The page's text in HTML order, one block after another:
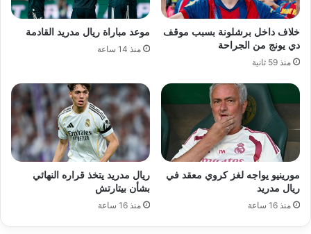
خلاف داخل برشلونة بسبب موقف
دي يونج من الجراحة
منذ 59 ثانية
موعد مباراة ريال مدريد القادمة
منذ 14 ساعة
مورينيو يواجه لغز كروي معقد في
ريال مدريد
منذ 16 ساعة
ريال مدريد يتخذ قراره النهائي
بشأن بيتارتش
منذ 16 ساعة